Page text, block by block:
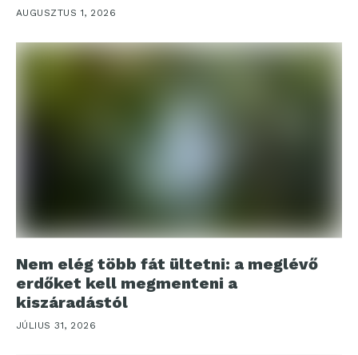
AUGUSZTUS 1, 2026
Nem elég több fát ültetni: a meglévő
erdőket kell megmenteni a
kiszáradástól
JÚLIUS 31, 2026